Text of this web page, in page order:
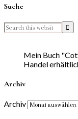
Suche
Mein Buch
Handel
Archiv
Archiv